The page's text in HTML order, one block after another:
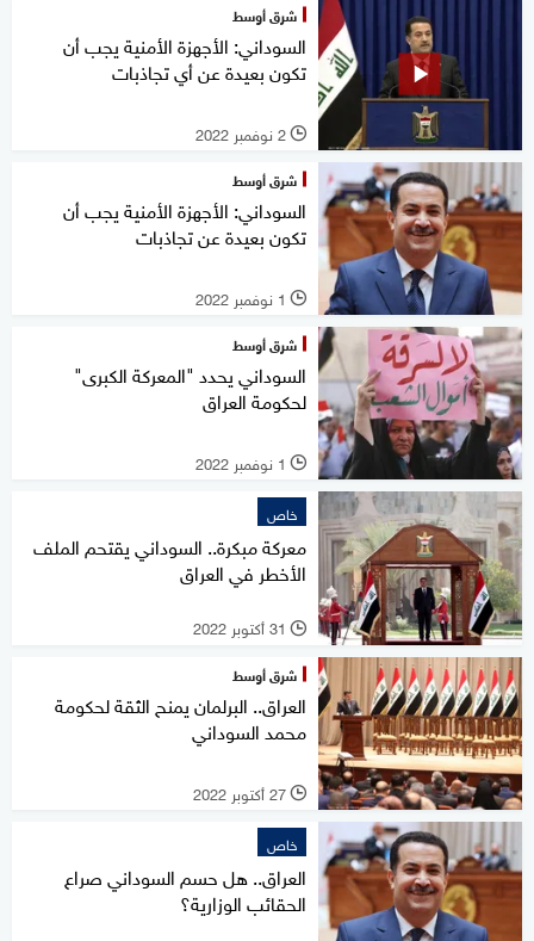
شرق أوسط
السوداني: الأجهزة الأمنية يجب أن
تكون بعيدة عن أي تجاذبات
l 2 نوفمبر 2022
شرق أوسط
السوداني: الأجهزة الأمنية يجب أن
تكون بعيدة عن تجاذبات
l 1 نوفمبر 2022
شرق أوسط
السوداني يحدد "المعركة الكبرى"
لحكومة العراق
l 1 نوفمبر 2022
خاص
معركة مبكرة.. السوداني يقتحم الملف
الأخطر في العراق
l 31 أكتوبر 2022
شرق أوسط
العراق.. البرلمان يمنح الثقة لحكومة
محمد السوداني
l 27 أكتوبر 2022
خاص
العراق.. هل حسم السوداني صراع
الحقائب الوزارية؟